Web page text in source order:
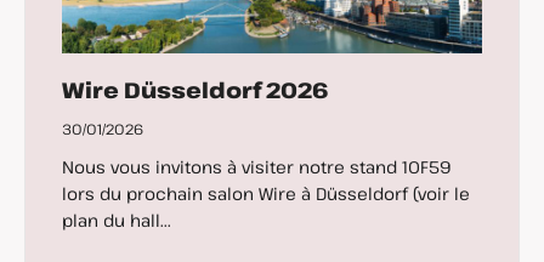
Wire Düsseldorf 2026
30/01/2026
Nous vous invitons à visiter notre stand 10F59
lors du prochain salon Wire à Düsseldorf (voir le
plan du hall...